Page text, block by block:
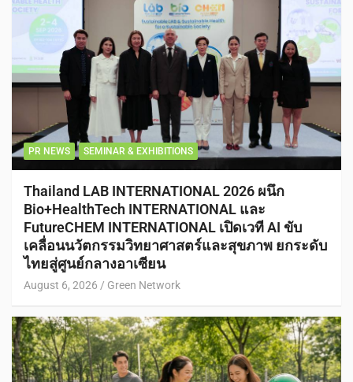
PR NEWS SEMINAR & EXHIBITIONS
Thailand LAB INTERNATIONAL 2026 ผนึก
Bio+HealthTech INTERNATIONAL และ
FutureCHEM INTERNATIONAL เปิดเวที AI ขับ
เคลื่อนนวัตกรรมวิทยาศาสตร์และสุขภาพ ยกระดับ
ไทยสู่ศูนย์กลางอาเซียน
August 6, 2026 Green Network